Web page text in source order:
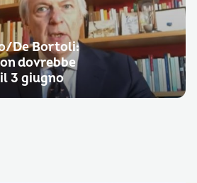
De Bortoli:
dovrebbe
3 giugno